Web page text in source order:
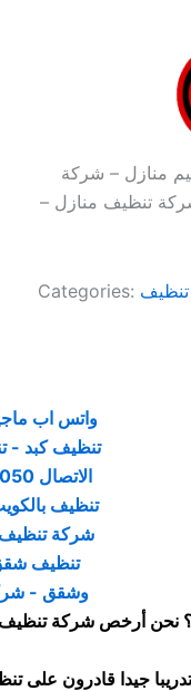
منازل – شركة
تنظيف منازل –
Categories:
أرخص شركة تنظيف